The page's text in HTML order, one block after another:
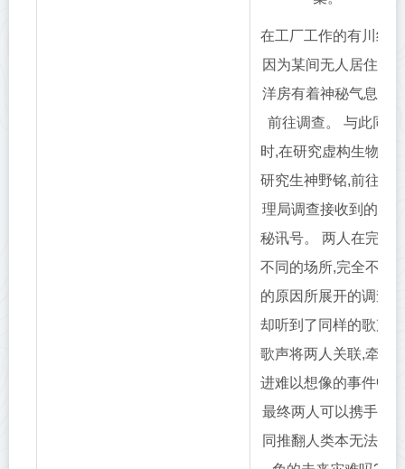
在工厂工作的有川结,
因为某间无人居住的
洋房有着神秘气息而
前往调查。 与此同
时,在研究虚构生物的
研究生神野铭,前往管
理局调查接收到的神
秘讯号。 两人在完全
不同的场所,完全不同
的原因所展开的调查,
却听到了同样的歌声,
歌声将两人关联,牵扯
进难以想像的事件中,
最终两人可以携手共
同推翻人类本无法避